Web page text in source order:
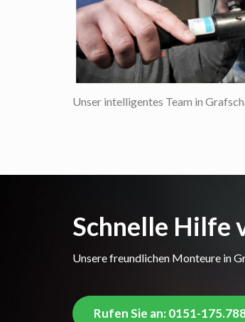
Unser intelligentes Team in
Schnelle Hilfe
Unsere freundlichen Monteure in
Rufen Sie an: 0151-